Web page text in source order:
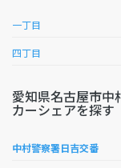
一丁目
四丁目
愛知県名古屋市中
カーシェアを探す
中村警察署日吉交番